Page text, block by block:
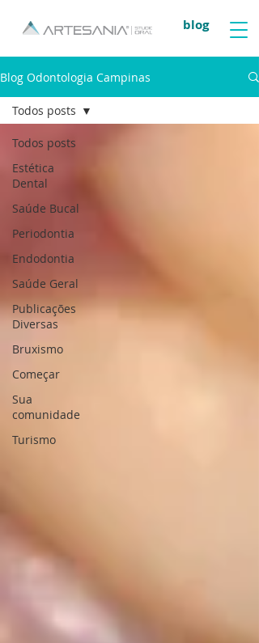
blog
Blog Odontologia Campinas
Todos posts
Estética
Dental
Saúde Bucal
Periodontia
Endodontia
Saúde Geral
Publicações
Diversas
Bruxismo
Começar
Sua
comunidade
Turismo
Todos posts